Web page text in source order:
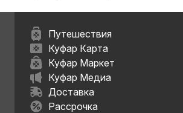
Путешествия
Куфар Карта
Куфар Маркет
Куфар Медиа
Доставка
Рассрочка